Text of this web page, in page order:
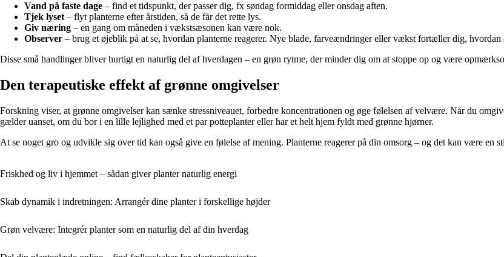
Vand på faste dage – find et tidspunkt, der passer dig, fx søndag formiddag eller onsdag aften.
Tjek lyset– flyt planterne efter årstiden, så de får det rette lys.
Giv næring – en gang om måneden i vækstsæsonen kan være nok.
Observer – brug et øjeblik på at se, hvordan planterne reagerer. Nye blade, farveændringer eller vækst fortæller dig, hvordan
Disse små handlinger bliver hurtigt en naturlig del af hverdagen – en grøn rytme, der minder dig om at stoppe op og være
Den terapeutiske effekt af grønne omgivelser
Forskning viser, at grønne omgivelser kan sænke stressniveauet, forbedre koncentrationen og øge følelsen af velvære. Når du
gælder uanset, om du bor i en lille lejlighed med et par potteplanter eller har et helt hjem fyldt med grønne hjørner.
At se noget gro og udvikle sig over tid kan også give en følelse af mening. Planterne reagerer på din omsorg – og det kan være en
Friskhed og liv i hjemmet – sådan giver planter naturlig energi
Skab dynamik i indretningen: Arrangér dine planter i forskellige højder
Grøn velvære: Integrér planter som en naturlig del af din hverdag